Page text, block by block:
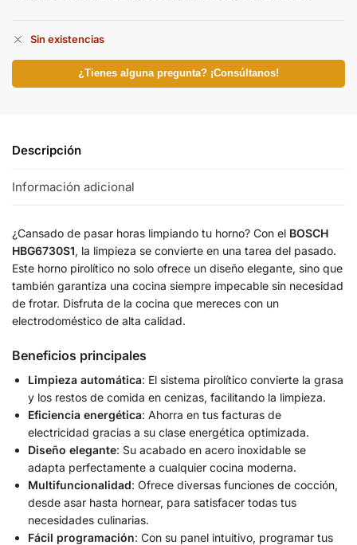
Sin existencias
¿Tienes alguna pregunta? ¡Consúltanos!
Descripción
Información adicional
¿Cansado de pasar horas limpiando tu horno? Con el BOSCH
HBG6730S1, la limpieza se convierte en una tarea del pasado.
Este horno pirolítico no solo ofrece un diseño elegante, sino que
también garantiza una cocina siempre impecable sin necesidad
de frotar. Disfruta de la cocina que mereces con un
electrodoméstico de alta calidad.
Beneficios principales
Limpieza automática: El sistema pirolítico convierte la grasa
y los restos de comida en cenizas, facilitando la limpieza.
Eficiencia energética: Ahorra en tus facturas de
electricidad gracias a su clase energética optimizada.
Diseño elegante: Su acabado en acero inoxidable se
adapta perfectamente a cualquier cocina moderna.
Multifuncionalidad: Ofrece diversas funciones de cocción,
desde asar hasta hornear, para satisfacer todas tus
necesidades culinarias.
Fácil programación: Con su panel intuitivo, programar tus